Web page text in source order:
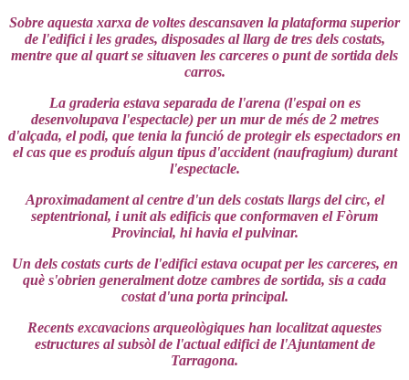
Sobre aquesta xarxa de voltes descansaven la plataforma superior
de l'edifici i les grades, disposades al llarg de tres dels costats,
mentre que al quart se situaven les carceres o punt de sortida dels
carros.
La graderia estava separada de l'arena (l'espai on es
desenvolupava l'espectacle) per un mur de més de 2 metres
d'alçada, el podi, que tenia la funció de protegir els espectadors en
el cas que es produís algun tipus d'accident (naufragium) durant
l'espectacle.
Aproximadament al centre d'un dels costats llargs del circ, el
septentrional, i unit als edificis que conformaven el Fòrum
Provincial, hi havia el pulvinar.
Un dels costats curts de l'edifici estava ocupat per les carceres, en
què s'obrien generalment dotze cambres de sortida, sis a cada
costat d'una porta principal.
Recents excavacions arqueològiques han localitzat aquestes
estructures al subsòl de l'actual edifici de l'Ajuntament de
Tarragona.